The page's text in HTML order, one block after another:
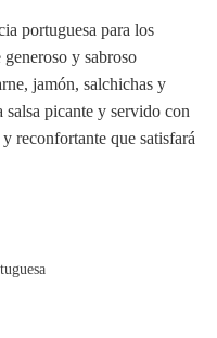
portuguesa para los
generoso y sabroso
jamón, salchichas y
picante y servido con
reconfortante que satisfará